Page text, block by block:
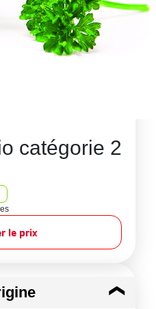
catégorie 2
le prix